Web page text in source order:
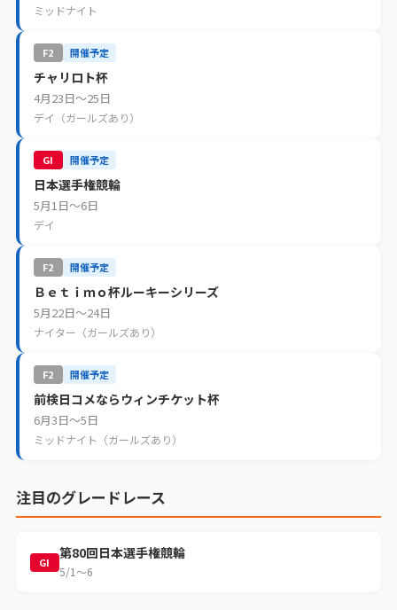
ミッドナイト
F2 開催予定
チャリロト杯
4月23日〜25日
デイ（ガールズあり）
GI 開催予定
日本選手権競輪
5月1日〜6日
デイ
F2 開催予定
Ｂｅｔｉｍｏ杯ルーキーシリーズ
5月22日〜24日
ナイター（ガールズあり）
F2 開催予定
前検日コメならウィンチケット杯
6月3日〜5日
ミッドナイト（ガールズあり）
注目のグレードレース
GI
第80回日本選手権競輪
5/1〜6